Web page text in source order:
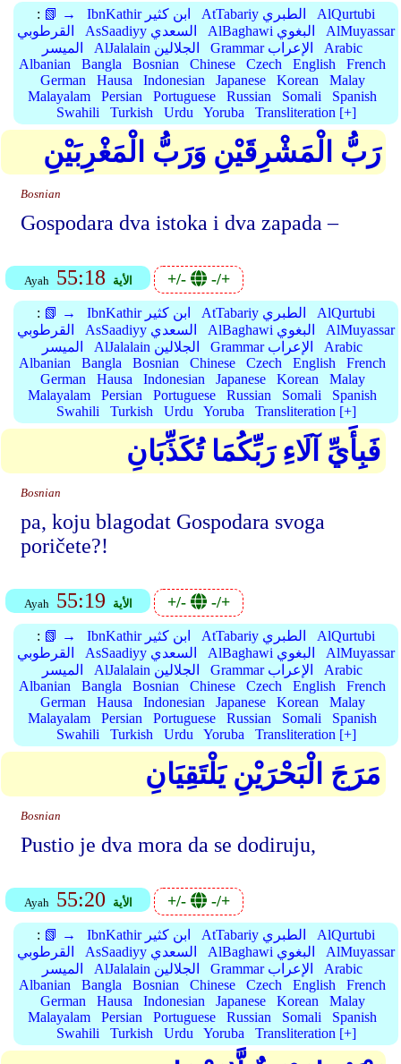
: 📗 → IbnKathir ابن كثير AtTabariy الطبري
AlQurtubi
القرطوبي
AsSaadiyy السعدي AlBaghawi البغوي
AlMuyassar
الميسر
AlJalalain الجلالين Grammar الإعراب
Arabic
Albanian
Bangla Bosnian Chinese Czech English
French
German
Hausa Indonesian Japanese Korean
Malay
Malayalam
Persian Portuguese Russian Somali
Spanish
Swahili
Turkish Urdu Yoruba Transliteration [+]
رَبُّ الْمَشْرِقَيْنِ وَرَبُّ الْمَغْرِبَيْنِ
Bosnian
Gospodara dva istoka i dva zapada –
Ayah 55:18 الأية +/- -/+
: 📗 → IbnKathir ابن كثير AtTabariy الطبري
AlQurtubi
القرطوبي
AsSaadiyy السعدي AlBaghawi البغوي
AlMuyassar
الميسر
AlJalalain الجلالين Grammar الإعراب
Arabic
Albanian
Bangla Bosnian Chinese Czech English
French
German
Hausa Indonesian Japanese Korean
Malay
Malayalam
Persian Portuguese Russian Somali
Spanish
Swahili
Turkish Urdu Yoruba Transliteration [+]
فَبِأَيِّ آلَاءِ رَبِّكُمَا تُكَذِّبَانِ
Bosnian
pa, koju blagodat Gospodara svoga
poričete?!
Ayah 55:19 الأية +/- -/+
: 📗 → IbnKathir ابن كثير AtTabariy الطبري
AlQurtubi
القرطوبي
AsSaadiyy السعدي AlBaghawi البغوي
AlMuyassar
الميسر
AlJalalain الجلالين Grammar الإعراب
Arabic
Albanian
Bangla Bosnian Chinese Czech English
French
German
Hausa Indonesian Japanese Korean
Malay
Malayalam
Persian Portuguese Russian Somali
Spanish
Swahili
Turkish Urdu Yoruba Transliteration [+]
مَرَجَ الْبَحْرَيْنِ يَلْتَقِيَانِ
Bosnian
Pustio je dva mora da se dodiruju,
Ayah 55:20 الأية +/- -/+
: 📗 → IbnKathir ابن كثير AtTabariy الطبري
AlQurtubi
القرطوبي
AsSaadiyy السعدي AlBaghawi البغوي
AlMuyassar
الميسر
AlJalalain الجلالين Grammar الإعراب
Arabic
Albanian
Bangla Bosnian Chinese Czech English
French
German
Hausa Indonesian Japanese Korean
Malay
Malayalam
Persian Portuguese Russian Somali
Spanish
Swahili
Turkish Urdu Yoruba Transliteration [+]